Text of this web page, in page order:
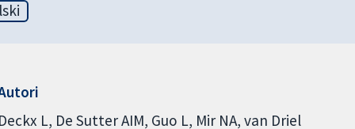
Deckx L De Sutter AIM Guo L Mir NA van Driel